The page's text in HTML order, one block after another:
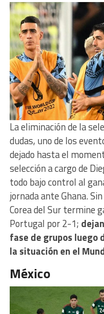
La eliminación de la
dudas, uno de los
dejado hasta el
selección a cargo de
todo bajo control al
jornada ante Ghana.
Corea del Sur termine
Portugal por 2-1;
fase de grupos luego
la situación en el
México